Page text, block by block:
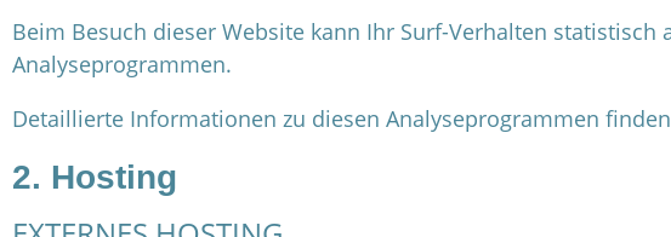
Beim Besuch dieser Website kann Ihr Surf-Verhalten
Analyseprogrammen.
Detaillierte Informationen zu diesen Analyseprogrammen
2. Hosting